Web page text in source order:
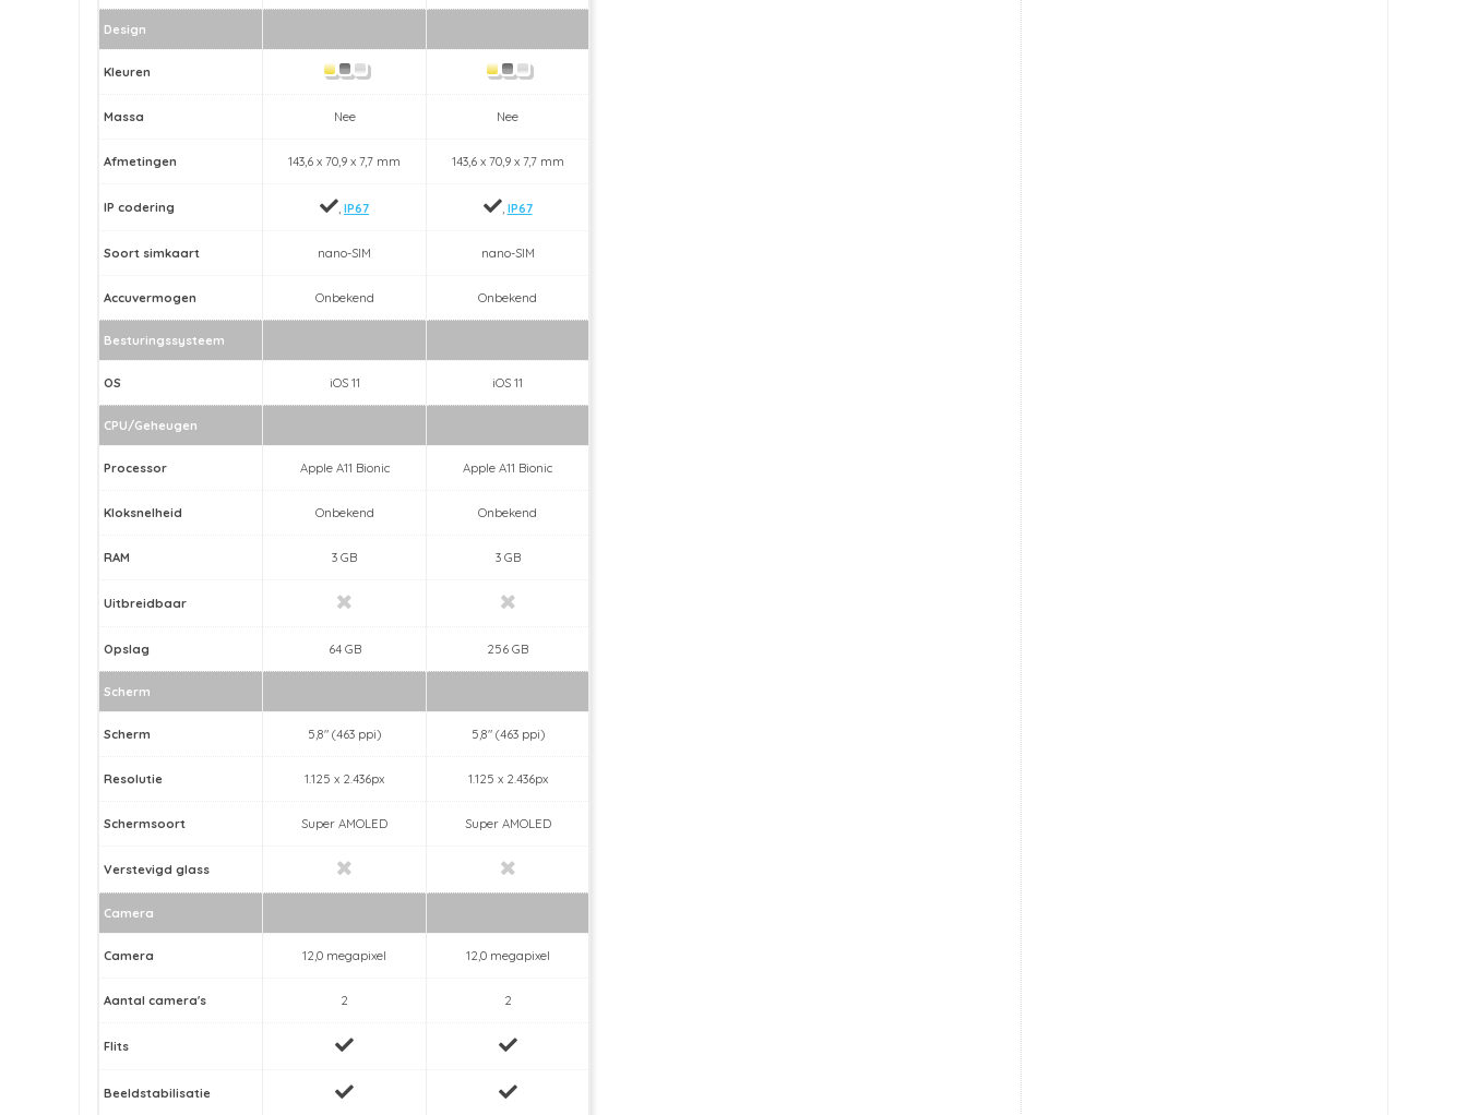
Design
Kleuren
Massa Nee Nee
Afmetingen 143,6 x 70,9 x 7,7 mm 143,6 x 70,9 x 7,7 mm
IP codering IP67 , IP67
Soort simkaart nano-SIM nano-SIM
Accuvermogen Onbekend Onbekend
Besturingssysteem
OS iOS 11 iOS 11
CPU/Geheugen
Processor Apple A11 Bionic Apple A11 Bionic
Kloksnelheid Onbekend Onbekend
RAM 3 GB 3 GB
Uitbreidbaar
Opslag 64 GB 256 GB
Scherm
Scherm 5,8" (463 ppi) 5,8" (463 ppi)
Resolutie 1.125 x 2.436px 1.125 x 2.436px
Schermsoort Super AMOLED Super AMOLED
Verstevigd glass
Camera
Camera 12,0 megapixel 12,0 megapixel
Aantal camera's 2 2
Flits
Beeldstabilisatie